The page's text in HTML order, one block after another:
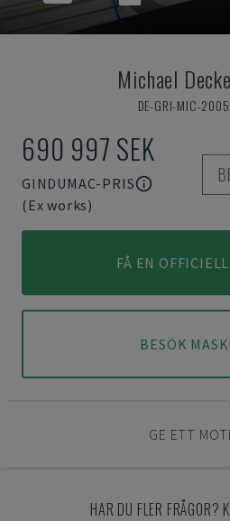
Michael
DE-GRI-MIC-
690 997 SEK
GINDUMAC-PRIS
(Ex works)
FÅ EN
BESÖK
GE ETT
HAR DU FLER FRÅGOR?